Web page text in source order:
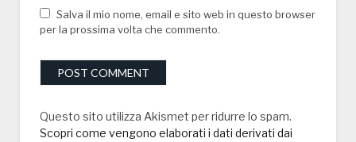
Salva il mio nome, email e sito web in questo browser
per la prossima volta che commento.
Questo sito utilizza Akismet per ridurre lo spam.
Scopri come vengono elaborati i dati derivati dai